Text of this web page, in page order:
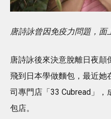
唐詩詠曾因免疫力問題，面
唐詩詠後來決意脫離日夜顛
飛到日本學做麵包，最近她
司專門店「33 Cubread」
包店。